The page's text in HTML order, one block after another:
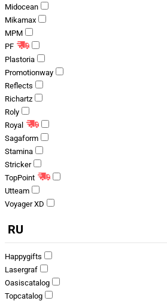
Midocean
Mikamax
MPM
PF
Plastoria
Promotionway
Reflects
Richartz
Roly
Royal
Sagaform
Stamina
Stricker
TopPoint
Utteam
Voyager XD
RU
Happygifts
Lasergraf
Oasiscatalog
Topcatalog